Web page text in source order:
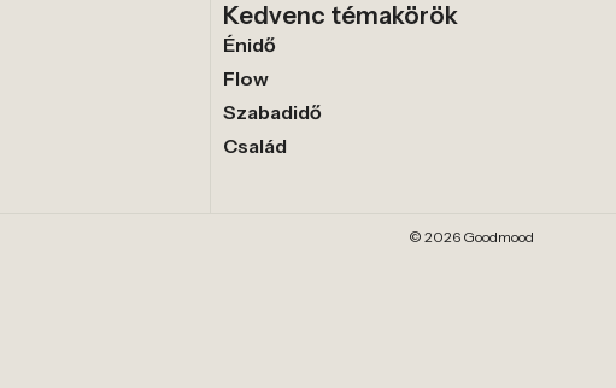
Kedvenc témakörök
Énidő
Flow
Szabadidő
Család
© 2026 Goodmood